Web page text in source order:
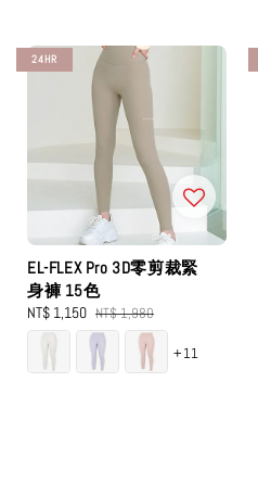
24HR
EL-FLEX Pro 3D零剪裁緊
身褲 15色
Sale
price
NT$ 1,150 Regular
price
NT$ 1,980
+11